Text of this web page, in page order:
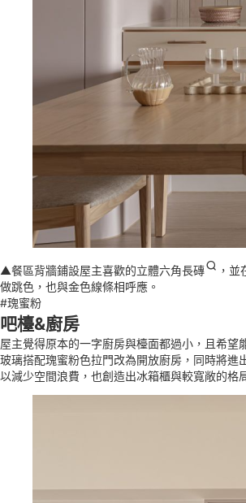
▲餐區背牆鋪設屋主喜歡的立體六角長磚
，
做跳色，也與金色線條相呼應。
#瑰蜜粉
吧檯&廚房
屋主覺得原本的一字廚房與檯面都過小，且希望
玻璃搭配瑰蜜粉色拉門改為開放廚房，同時將進
以減少空間浪費，也創造出冰箱櫃與較寬敞的格